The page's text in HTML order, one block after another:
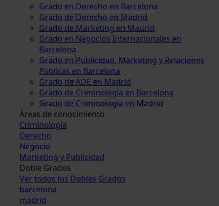
Grado en Derecho en Barcelona
Grado de Derecho en Madrid
Grado de Marketing en Madrid
Grado en Negocios Internacionales en
Barcelona
Grado en Publicidad, Marketing y Relaciones
Públicas en Barcelona
Grado de ADE en Madrid
Grado de Criminología en Barcelona
Grado de Criminología en Madrid
Áreas de conocimiento
Criminología
Derecho
Negocio
Marketing y Publicidad
Doble Grados
Ver todos los Dobles Grados
barcelona
madrid